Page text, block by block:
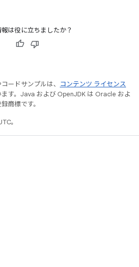
報は役に立ちましたか？
ードサンプルは、
コンテンツ ライセンス
す。Java および OpenJDK は Oracle およ
商標です。
。